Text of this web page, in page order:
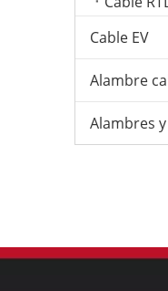
Cable EV
Alambre